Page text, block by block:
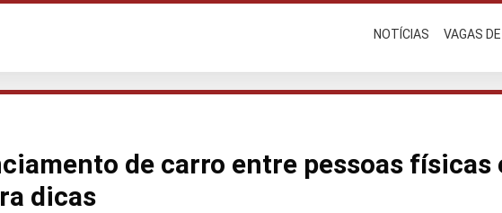
NOTÍCIAS VAGAS
de carro entre pessoas físicas
dicas